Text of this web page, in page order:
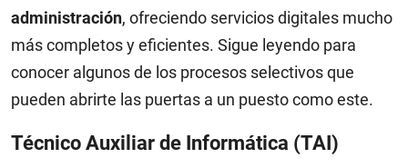
administración, ofreciendo servicios digitales mucho
más completos y eficientes. Sigue leyendo para
conocer algunos de los procesos selectivos que
pueden abrirte las puertas a un puesto como este.
Técnico Auxiliar de Informática (TAI)